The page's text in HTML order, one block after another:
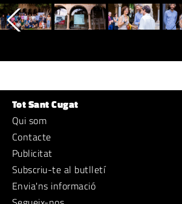
Tot Sant Cugat
Qui som
Contacte
Publicitat
Subscriu-te al butlletí
Envia'ns informació